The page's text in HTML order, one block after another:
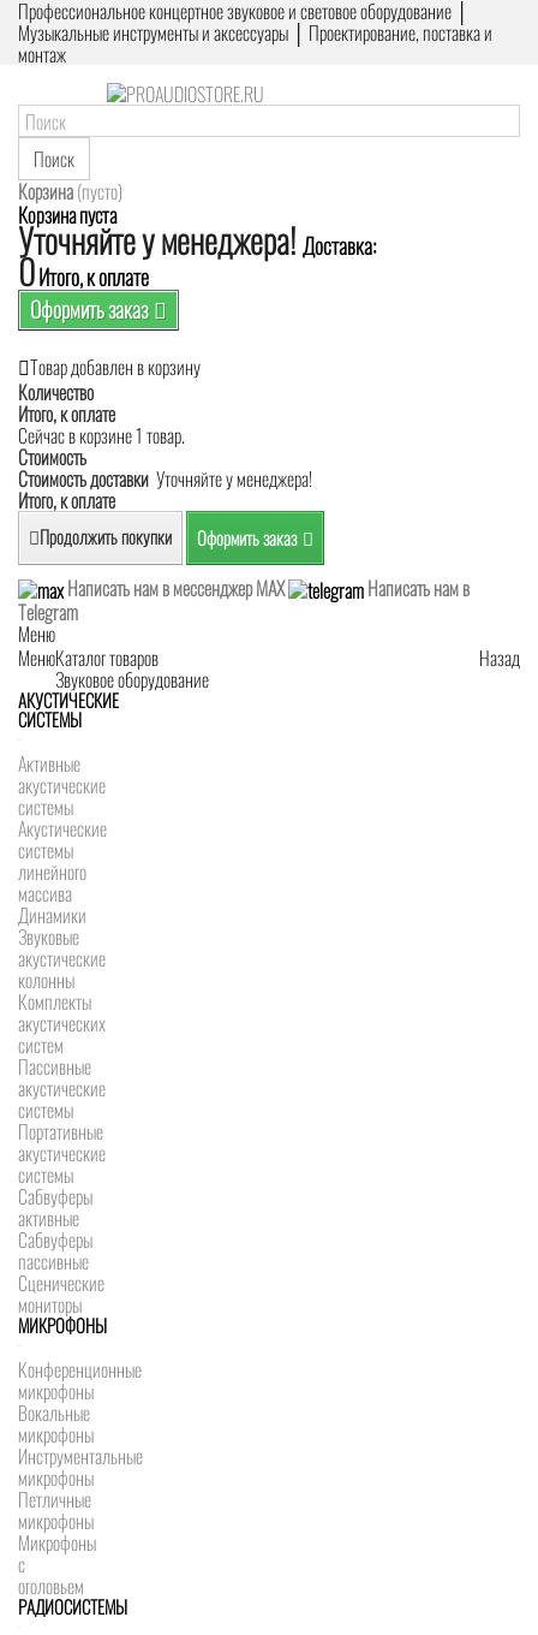
Профессиональное концертное звуковое и световое оборудование │
Музыкальные инструменты и аксессуары │ Проектирование, поставка и
монтаж
Поиск
Корзина(пусто)
Корзина пуста
Уточняйте у менеджера! Доставка:
0Итого, к оплате
Оформить заказ
Товар добавлен в корзину
Количество
Итого, к оплате
Сейчас в корзине 1 товар.
Стоимость
Стоимость доставки Уточняйте у менеджера!
Итого, к оплате
Продолжить покупки Оформить заказ
Написать нам в мессенджер MAX
Написать нам в
Telegram
Меню
Меню
Назад
Каталог товаров
Звуковое оборудование
АКУСТИЧЕСКИЕ
СИСТЕМЫ
Активные
акустические
системы
Акустические
системы
линейного
массива
Динамики
Звуковые
акустические
колонны
Комплекты
акустических
систем
Пассивные
акустические
системы
Портативные
акустические
системы
Сабвуферы
активные
Сабвуферы
пассивные
Сценические
мониторы
МИКРОФОНЫ
Конференционные
микрофоны
Вокальные
микрофоны
Инструментальные
микрофоны
Петличные
микрофоны
Микрофоны
с
оголовьем
РАДИОСИСТЕМЫ